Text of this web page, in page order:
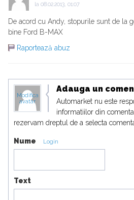
la 08.02.2013, 01:07
De acord cu Andy, stopurile sunt de la
bine Ford B-MAX
Raportează abuz
Modifica
avatar
Adauga un
Automarket nu este
informatiilor din
rezervam dreptul de a selecta
Nume Login
Text